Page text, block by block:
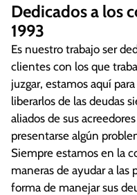
Más de 10
consejería de
Hemos
dólares en deudas
Nuestra misión es
superar las
la consejería y la
Colaboramos con
empresas privadas
fines de lucro para
recursos a
Dedicados a los
1993
Es nuestro trabajo ser
clientes con los que
juzgar, estamos aquí
liberarlos de las deudas
aliados de sus
presentarse algún
Siempre estamos en la
maneras de ayudar a las
forma de manejar sus